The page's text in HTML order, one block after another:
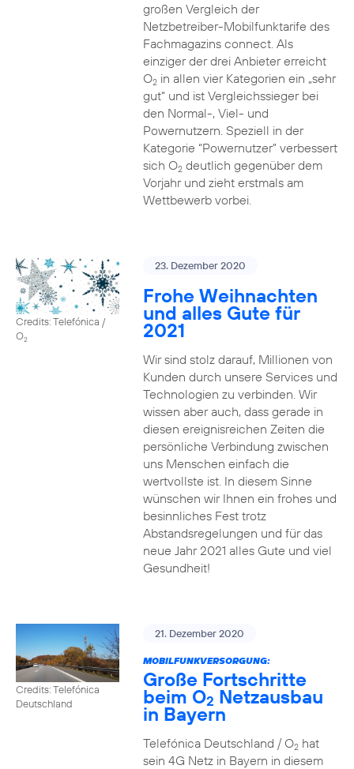
großen Vergleich der
Netzbetreiber-Mobilfunktarife des
Fachmagazins connect. Als
einziger der drei Anbieter erreicht
O2in allen vier Kategorien ein „sehr
gut“ und ist Vergleichssieger bei
den Normal-, Viel- und
Powernutzern. Speziell in der
Kategorie “Powernutzer” verbessert
sich O2deutlich gegenüber dem
Vorjahr und zieht erstmals am
Wettbewerb vorbei.
Credits: Telefónica /
O2
23. Dezember 2020
Frohe Weihnachten
und alles Gute für
2021
Wir sind stolz darauf, Millionen von
Kunden durch unsere Services und
Technologien zu verbinden. Wir
wissen aber auch, dass gerade in
diesen ereignisreichen Zeiten die
persönliche Verbindung zwischen
uns Menschen einfach die
wertvollste ist. In diesem Sinne
wünschen wir Ihnen ein frohes und
besinnliches Fest trotz
Abstandsregelungen und für das
neue Jahr 2021 alles Gute und viel
Gesundheit!
Credits: Telefónica
Deutschland
21. Dezember 2020
MOBILFUNKVERSORGUNG:
Große Fortschritte
beim O2 Netzausbau
in Bayern
Telefónica Deutschland / O2hat
sein 4G Netz in Bayern in diesem